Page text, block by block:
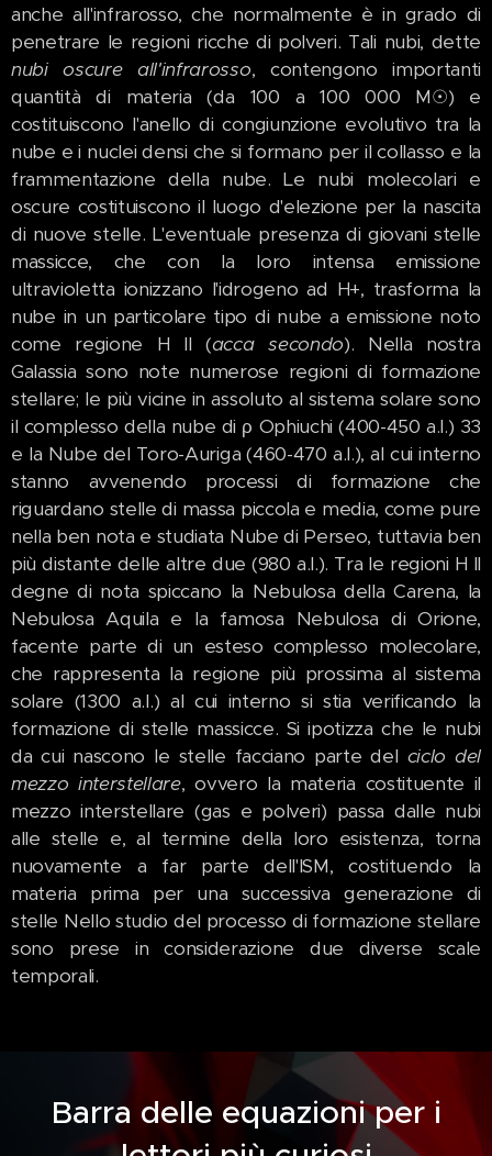
anche all'infrarosso, che normalmente è in grado di
penetrare le regioni ricche di polveri. Tali nubi, dette
nubi oscure all'infrarosso, contengono importanti
quantità di materia (da 100 a 100 000 M☉) e
costituiscono l'anello di congiunzione evolutivo tra la
nube e i nuclei densi che si formano per il collasso e la
frammentazione della nube. Le nubi molecolari e
oscure costituiscono il luogo d'elezione per la nascita
di nuove stelle. L'eventuale presenza di giovani stelle
massicce, che con la loro intensa emissione
ultravioletta ionizzano l'idrogeno ad H+, trasforma la
nube in un particolare tipo di nube a emissione noto
come regione H II (acca secondo). Nella nostra
Galassia sono note numerose regioni di formazione
stellare; le più vicine in assoluto al sistema solare sono
il complesso della nube di ρ Ophiuchi (400-450 a.l.) 33
e la Nube del Toro-Auriga (460-470 a.l.), al cui interno
stanno avvenendo processi di formazione che
riguardano stelle di massa piccola e media, come pure
nella ben nota e studiata Nube di Perseo, tuttavia ben
più distante delle altre due (980 a.l.). Tra le regioni H II
degne di nota spiccano la Nebulosa della Carena, la
Nebulosa Aquila e la famosa Nebulosa di Orione,
facente parte di un esteso complesso molecolare,
che rappresenta la regione più prossima al sistema
solare (1300 a.l.) al cui interno si stia verificando la
formazione di stelle massicce. Si ipotizza che le nubi
da cui nascono le stelle facciano parte del ciclo del
mezzo interstellare, ovvero la materia costituente il
mezzo interstellare (gas e polveri) passa dalle nubi
alle stelle e, al termine della loro esistenza, torna
nuovamente a far parte dell'ISM, costituendo la
materia prima per una successiva generazione di
stelle Nello studio del processo di formazione stellare
sono prese in considerazione due diverse scale
temporali.
Barra delle equazioni per i